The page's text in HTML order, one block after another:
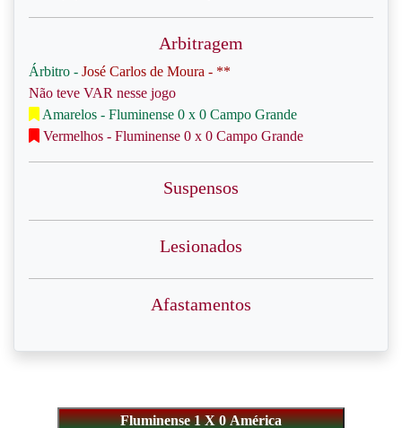
Arbitragem
Árbitro - José Carlos de Moura - **
Não teve VAR nesse jogo
Amarelos - Fluminense 0 x 0 Campo Grande
Vermelhos - Fluminense 0 x 0 Campo Grande
Suspensos
Lesionados
Afastamentos